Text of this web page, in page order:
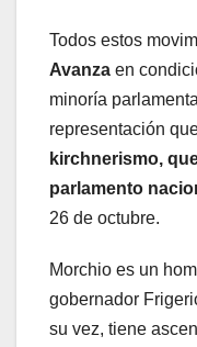
Todos estos
Avanza en
minoría
representación
kirchnerismo,
parlamento
26 de octubre.
Morchio es un
gobernador
su vez, tiene